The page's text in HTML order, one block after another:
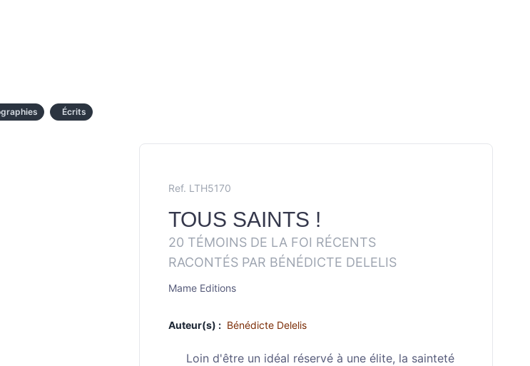
Écrits
Ref. LTH5170
TOUS SAINTS !
20 TÉMOINS DE LA FOI RÉCENTS
RACONTÉS PAR BÉNÉDICTE DELELIS
Mame Editions
Auteur(s) : Bénédicte Delelis
Loin d'être un idéal réservé à une élite, la sainteté